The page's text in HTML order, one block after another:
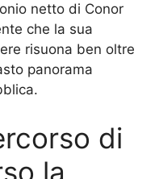
netto di Conor
che la sua
risuona ben oltre
panorama
di
la